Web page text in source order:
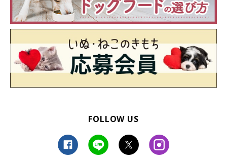
FOLLOW US